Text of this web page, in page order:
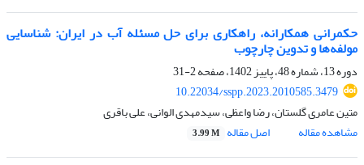
حکمرانی همکارانه، راهکاری برای حل مسئله آب در ایران: شناسایی
مولفه‌ها و تدوین چارچوب
دوره 13، شماره 48، پاییز 1402، صفحه
2-31
10.22034/sspp.2023.2010585.3479
متین عامری گلستان، رضا واعظی، سیدمهدی الوانی، علی باقری
مشاهده مقاله
اصل مقاله 3.99 M